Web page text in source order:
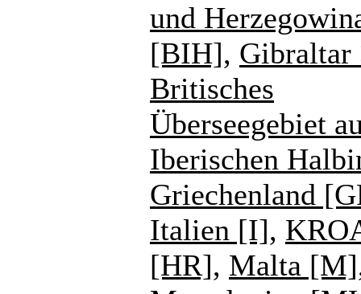
und
[BIH], Gibraltar
Britisches
Überseegebiet
Iberischen
Griechenland
Italien [I],
[HR], Malta [M]